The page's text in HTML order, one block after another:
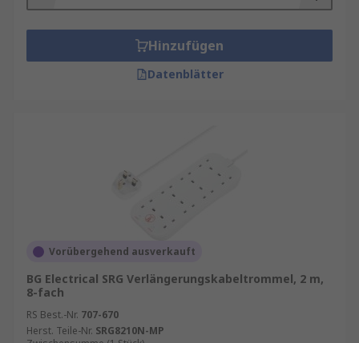
Hinzufügen
Datenblätter
Vorübergehend ausverkauft
BG Electrical SRG Verlängerungskabeltrommel, 2 m,
8-fach
RS Best.-Nr. 707-670
Herst. Teile-Nr. SRG8210N-MP